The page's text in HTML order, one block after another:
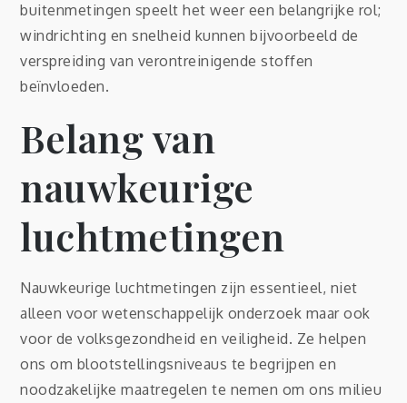
buitenmetingen speelt het weer een belangrijke rol;
windrichting en snelheid kunnen bijvoorbeeld de
verspreiding van verontreinigende stoffen
beïnvloeden.
Belang van
nauwkeurige
luchtmetingen
Nauwkeurige luchtmetingen zijn essentieel, niet
alleen voor wetenschappelijk onderzoek maar ook
voor de volksgezondheid en veiligheid. Ze helpen
ons om blootstellingsniveaus te begrijpen en
noodzakelijke maatregelen te nemen om ons milieu